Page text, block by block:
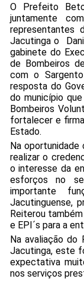
O Prefeito
juntamente
representantes
Jacutinga o
gabinete do
de Bombeiros
com o
resposta do
do município
Bombeiros
fortalecer e
Estado.
Na
realizar o
o interesse da
esforços no
importante
Jacutinguense,
Reiterou
e EPI´s para a
Na avaliação do
Jacutinga, este
expectativa
nos serviços